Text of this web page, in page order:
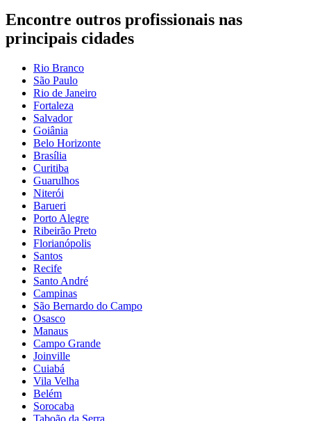
Encontre outros profissionais nas
principais cidades
Rio Branco
São Paulo
Rio de Janeiro
Fortaleza
Salvador
Goiânia
Belo Horizonte
Brasília
Curitiba
Guarulhos
Niterói
Barueri
Porto Alegre
Ribeirão Preto
Florianópolis
Santos
Recife
Santo André
Campinas
São Bernardo do Campo
Osasco
Manaus
Campo Grande
Joinville
Cuiabá
Vila Velha
Belém
Sorocaba
Taboão da Serra